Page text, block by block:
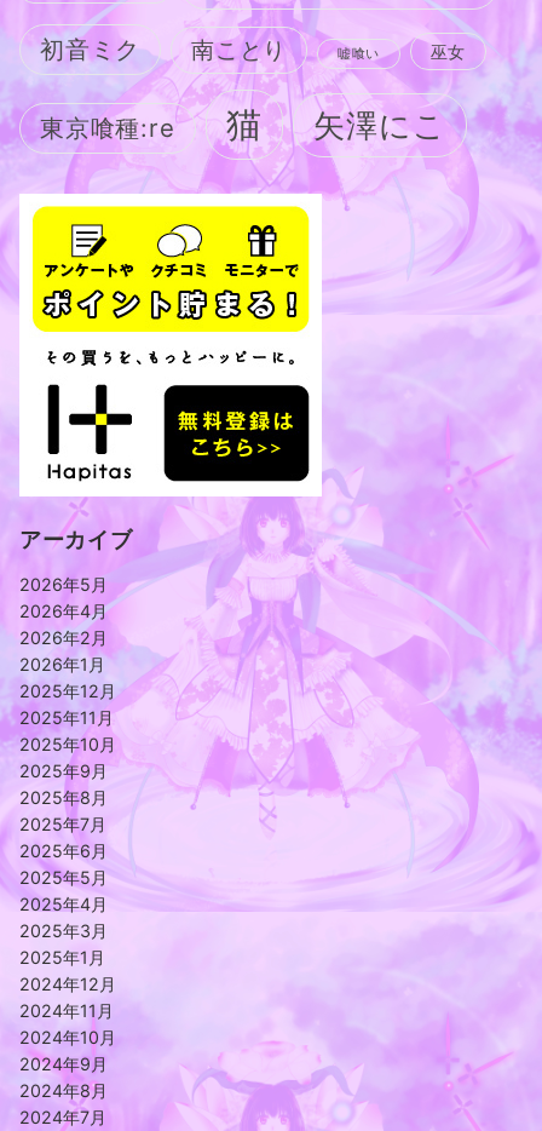
初音ミク 南ことり 嘘喰い 巫女
東京喰種:re 猫 矢澤にこ
アーカイブ
2026年5月
2026年4月
2026年2月
2026年1月
2025年12月
2025年11月
2025年10月
2025年9月
2025年8月
2025年7月
2025年6月
2025年5月
2025年4月
2025年3月
2025年1月
2024年12月
2024年11月
2024年10月
2024年9月
2024年8月
2024年7月